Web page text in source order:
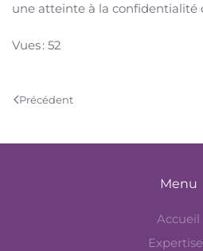
une atteinte à la confidentialité
Vues : 52
Précédent
Menu
Accueil